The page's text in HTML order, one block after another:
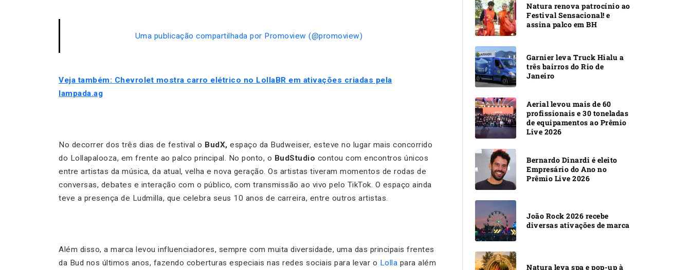
Uma publicação compartilhada por Promoview (@promoview)
Veja também: Chevrolet mostra carro elétrico no LollaBR em ativações criadas pela
lampada.ag
No decorrer dos três dias de festival o BudX, espaço da Budweiser, esteve no lugar mais concorrido
do Lollapalooza, em frente ao palco principal. No ponto, o BudStudio contou com encontros únicos
entre artistas da música, da atual, velha e nova geração. Os artistas tiveram momentos de rodas de
conversas, debates e interação com o público, com transmissão ao vivo pelo TikTok. O espaço ainda
teve a presença de Ludmilla, que celebra seus 10 anos de carreira, entre outros artistas.
Além disso, a marca levou influenciadores, sempre com muita diversidade, uma das principais frentes
da Bud nos últimos anos, fazendo coberturas especiais nas redes sociais para levar o Lolla para além
Natura renova patrocínio ao
Festival Sensacional! e
assina palco em BH
Garnier leva Truck Hialu a
três bairros do Rio de
Janeiro
Aerial levou mais de 60
profissionais e 30 toneladas
de equipamentos ao Prêmio
Live 2026
Bernardo Dinardi é eleito
Empresário do Ano no
Prêmio Live 2026
João Rock 2026 recebe
diversas ativações de marca
Natura leva spa e pop-up à